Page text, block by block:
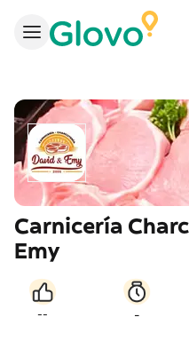
Carnicería
Emy
-- -